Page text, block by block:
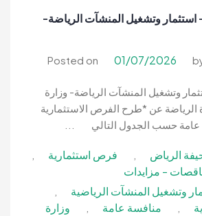
وتشغيل المنشآت الرياضة-
Posted on 01/07/2026
وتشغيل المنشآت الرياضة- وزارة
الرياضة عن *طرح الفرص الاستثمارية
عامة حسب الجدول التالي ...
الرياض فرص استثمارية
- مزايدات
وتشغيل المنشآت الرياضية
منافسة عامة
وزارة